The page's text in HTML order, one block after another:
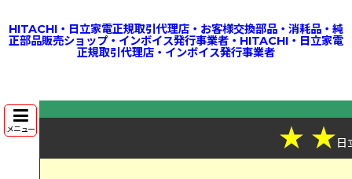
HITACHI・日立家電正規取引代理店・お客様交換部品・消耗品・純
正部品販売ショップ・インボイス発行事業者・HITACHI・日立家電
正規取引代理店・インボイス発行事業者
メニュー ★ ★日